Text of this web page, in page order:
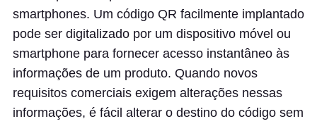
smartphones. Um código QR facilmente implantado
pode ser digitalizado por um dispositivo móvel ou
smartphone para fornecer acesso instantâneo às
informações de um produto. Quando novos
requisitos comerciais exigem alterações nessas
informações, é fácil alterar o destino do código sem